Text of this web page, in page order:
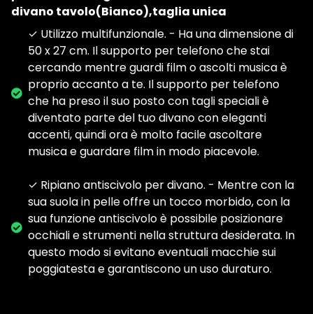
divano tavolo(Bianco),taglia unica
✓ Utilizzo multifunzionale. - Ha una dimensione di
50 x 27 cm. Il supporto per telefono che stai
cercando mentre guardi film o ascolti musica è
proprio accanto a te. Il supporto per telefono
che ha preso il suo posto con tagli speciali è
diventato parte del tuo divano con eleganti
accenti, quindi ora è molto facile ascoltare
musica e guardare film in modo piacevole.
✓ Ripiano antiscivolo per divano. - Mentre con la
sua suola in pelle offre un tocco morbido, con la
sua funzione antiscivolo è possibile posizionare
occhiali e strumenti nella struttura desiderata. In
questo modo si evitano eventuali macchie sui
poggiatesta e garantiscono un uso duraturo.